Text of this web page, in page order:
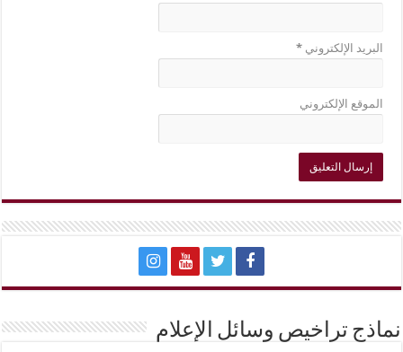
البريد الإلكتروني*
الموقع الإلكتروني
نماذج تراخيص وسائل الإعلام